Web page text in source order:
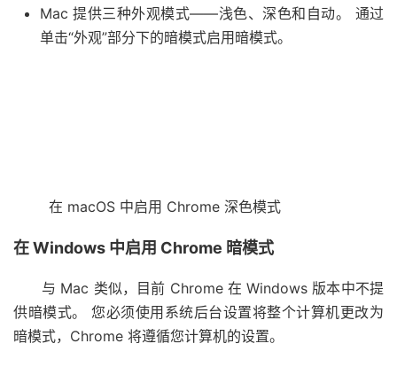
Mac 提供三种外观模式——浅色、深色和自动。 通过
单击“外观”部分下的暗模式启用暗模式。
在 macOS 中启用 Chrome 深色模式
在 Windows 中启用 Chrome 暗模式
与 Mac 类似，目前 Chrome 在 Windows 版本中不提
供暗模式。 您必须使用系统后台设置将整个计算机更改为
暗模式，Chrome 将遵循您计算机的设置。